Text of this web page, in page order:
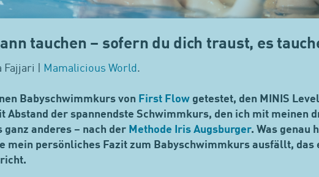
tauchen – sofern du dich traust, es
Fajjari | Mamalicious World .
Babyschwimmkurs von First Flow getestet, den MINIS
Abstand der spannendste Schwimmkurs, den ich mit meinen
anderes – nach der Methode Iris Augsburger. Was genau
mein persönliches Fazit zum Babyschwimmkurs ausfällt, das